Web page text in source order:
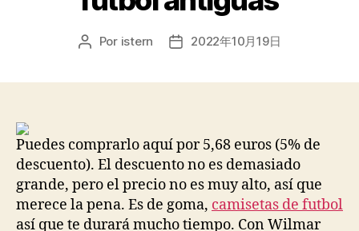
Autor
Por istern
Fecha2022年10月19日
Puedes comprarlo aquí por 5,68 euros (5% de
descuento). El descuento no es demasiado
grande, pero el precio no es muy alto, así que
merece la pena. Es de goma, camisetas de futbol
así que te durará mucho tiempo. Con Wilmar